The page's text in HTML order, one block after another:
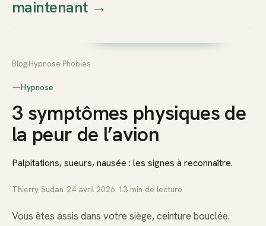
Thierry
Prendre rendez-vous dès
maintenant→
Blog Hypnose Phobies
—Hypnose
3 symptômes physiques de
la peur de l’avion
Palpitations, sueurs, nausée : les signes à reconnaître.
Thierry Sudan 24 avril 2026 13 min de lecture
Vous êtes assis dans votre siège, ceinture bouclée.